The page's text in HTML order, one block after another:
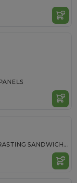
KIDS CAP WITH CONTRASTING SANDWICH VISOR - 5 PANELS